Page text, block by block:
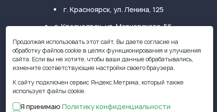
г. Красноярск, ул. Ленина, 125
г. Красноярск, ул. Марковского, 56
+7 (391) 249-31-33
krasagro@krasagro.ru
© 2009—2026 Министерство
Продолжая использовать этот сайт, Вы даете согласие на
обработку файлов cookie в целях функционирования и улучшения
сайта. Если вы не хотите, чтобы ваши данные обрабатывались,
измените соответствующие настройки своего браузера.
К сайту подключен сервис Яндекс.Метрика, который также
использует файлы cookie.
Я принимаю Политику конфиденциальности